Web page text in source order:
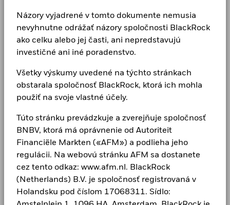
Názory vyjadrené v tomto dokumente nemusia
nevyhnutne odrážať názory spoločnosti BlackRock
ako celku alebo jej časti, ani nepredstavujú
investičné ani iné poradenstvo.
Všetky výskumy uvedené na týchto stránkach
obstarala spoločnosť BlackRock, ktorá ich mohla
použiť na svoje vlastné účely.
Túto stránku prevádzkuje a zverejňuje spoločnosť
BNBV, ktorá má oprávnenie od Autoriteit
Financiële Markten («AFM») a podlieha jeho
regulácii. Na webovú stránku AFM sa dostanete
cez tento odkaz: www.afm.nl. BlackRock
(Netherlands) B.V. je spoločnosť registrovaná v
Holandsku pod číslom 17068311. Sídlo:
roku 1999 sme popredným poskytovateľom
finančných technológií a naši klienti sa na nás
obracajú so žiadosťou o riešenia, ktoré potrebujú pri
plánovaní svojich najdôležitejších cieľov.
CORPORATE
Kariéra
Newsroom
Vzťahy s investormi
Postup vybavovania sťažností
Kontaktujte nás